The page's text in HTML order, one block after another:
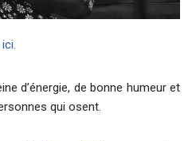
d’énergie, de bonne humeur et
qui osent.